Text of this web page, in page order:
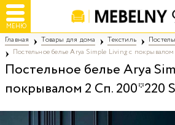
МЕНЮ
Главная Товары для дома Текстиль
Постельное белье Arya Simple Living с
Постельное белье Arya
покрывалом 2 Сп. 200*220